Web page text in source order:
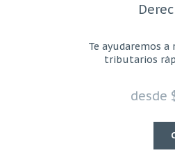
Te ayudaremos
tributarios
desde